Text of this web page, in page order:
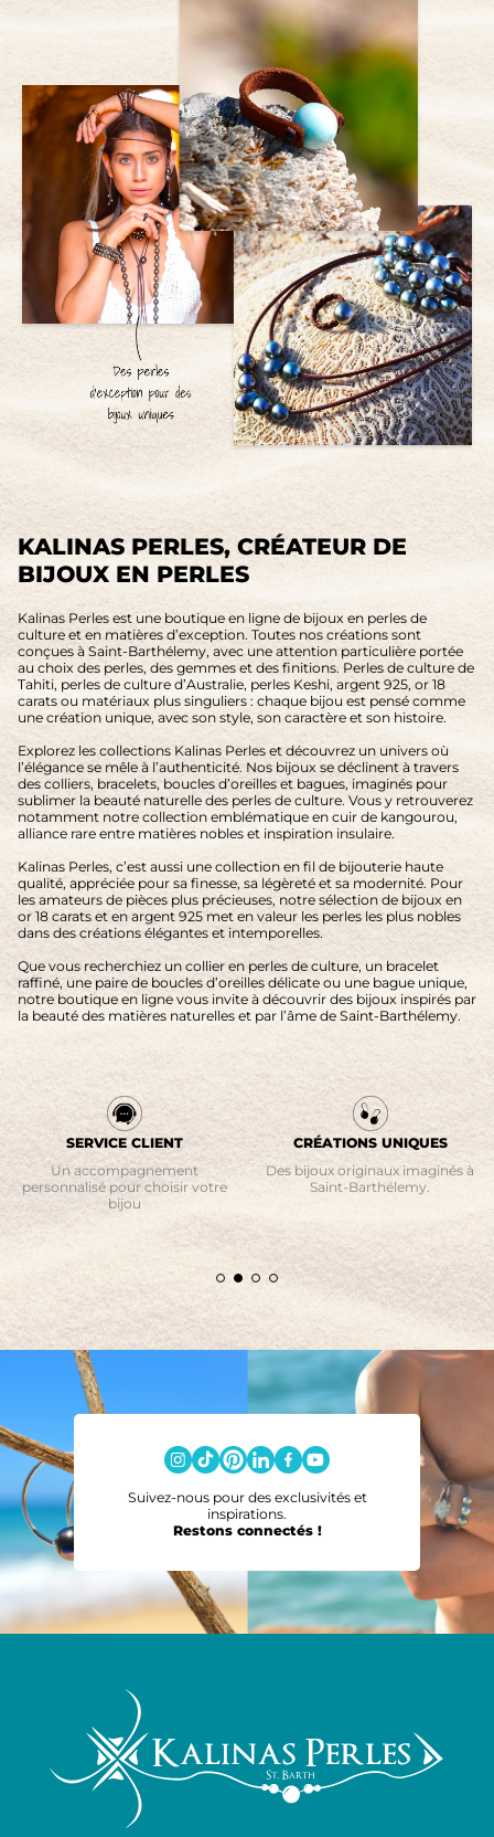
KALINAS PERLES, CRÉATEUR DE
BIJOUX EN PERLES
Kalinas Perles est une boutique en ligne de bijoux en perles de
culture et en matières d’exception. Toutes nos créations sont
conçues à Saint-Barthélemy, avec une attention particulière portée
au choix des perles, des gemmes et des finitions. Perles de culture de
Tahiti, perles de culture d’Australie, perles Keshi, argent 925, or 18
carats ou matériaux plus singuliers : chaque bijou est pensé comme
une création unique, avec son style, son caractère et son histoire.
Explorez les collections Kalinas Perles et découvrez un univers où
l’élégance se mêle à l’authenticité. Nos bijoux se déclinent à travers
des colliers, bracelets, boucles d’oreilles et bagues, imaginés pour
sublimer la beauté naturelle des perles de culture. Vous y retrouverez
notamment notre collection emblématique en cuir de kangourou,
alliance rare entre matières nobles et inspiration insulaire.
Kalinas Perles, c’est aussi une collection en fil de bijouterie haute
qualité, appréciée pour sa finesse, sa légèreté et sa modernité. Pour
les amateurs de pièces plus précieuses, notre sélection de bijoux en
or 18 carats et en argent 925 met en valeur les perles les plus nobles
dans des créations élégantes et intemporelles.
Que vous recherchiez un collier en perles de culture, un bracelet
raffiné, une paire de boucles d’oreilles délicate ou une bague unique,
notre boutique en ligne vous invite à découvrir des bijoux inspirés par
la beauté des matières naturelles et par l’âme de Saint-Barthélemy.
SERVICE CLIENT
Un accompagnement
personnalisé pour choisir votre
bijou
CRÉATIONS UNIQUES
Des bijoux originaux imaginés à
Saint-Barthélemy.
Suivez-nous pour des exclusivités et
inspirations.
Restons connectés !